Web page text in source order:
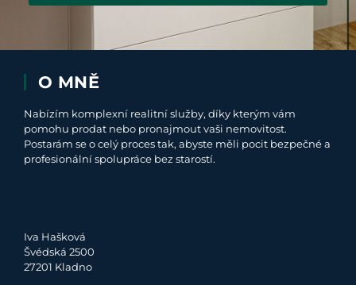
O MNĚ
Nabízím komplexní realitní služby, díky kterým vám
pomohu prodat nebo pronajmout vaši nemovitost.
Postarám se o celý proces tak, abyste měli pocit bezpečné a
profesionální spolupráce bez starostí.
Iva Hašková
Švédská 2500
27201 Kladno